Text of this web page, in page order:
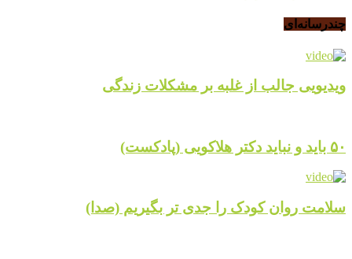
چندرسانه‌ای
ویدیویی جالب از غلبه بر مشکلات زندگی
۵۰ باید و نباید دکتر هلاکویی (پادکست)
سلامت روان کودک را جدی تر بگیریم (صدا)